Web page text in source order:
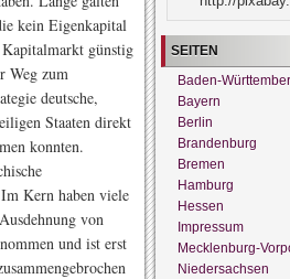
kein Eigenkapital
Kapitalmarkt günstig
Weg zum
deutsche,
Staaten direkt
konnten.
Kern haben viele
von
und ist erst
SEITEN
Baden-
Bayern
Berlin
Brandenburg
Bremen
Hamburg
Hessen
Impressum
Mecklenburg-
Niedersachsen